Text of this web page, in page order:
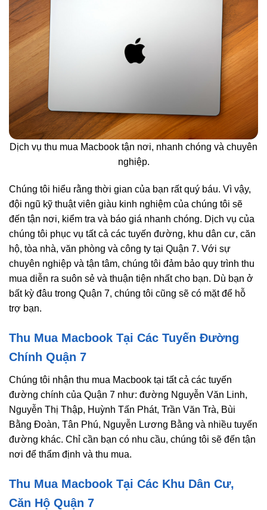
Dịch vụ thu mua Macbook tận nơi, nhanh chóng và chuyên
nghiệp.
Chúng tôi hiểu rằng thời gian của bạn rất quý báu. Vì vậy,
đội ngũ kỹ thuật viên giàu kinh nghiệm của chúng tôi sẽ
đến tận nơi, kiểm tra và báo giá nhanh chóng. Dịch vụ của
chúng tôi phục vụ tất cả các tuyến đường, khu dân cư, căn
hộ, tòa nhà, văn phòng và công ty tại Quận 7. Với sự
chuyên nghiệp và tận tâm, chúng tôi đảm bảo quy trình thu
mua diễn ra suôn sẻ và thuận tiện nhất cho bạn. Dù bạn ở
bất kỳ đâu trong Quận 7, chúng tôi cũng sẽ có mặt để hỗ
trợ bạn.
Thu Mua Macbook Tại Các Tuyến Đường
Chính Quận 7
Chúng tôi nhận thu mua Macbook tại tất cả các tuyến
đường chính của Quận 7 như: đường Nguyễn Văn Linh,
Nguyễn Thị Thập, Huỳnh Tấn Phát, Trần Văn Trà, Bùi
Bằng Đoàn, Tân Phú, Nguyễn Lương Bằng và nhiều tuyến
đường khác. Chỉ cần bạn có nhu cầu, chúng tôi sẽ đến tận
nơi để thẩm định và thu mua.
Thu Mua Macbook Tại Các Khu Dân Cư,
Căn Hộ Quận 7